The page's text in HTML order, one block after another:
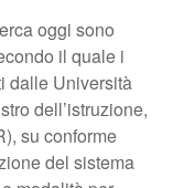
oggi sono
il quale i
dalle Università
dell’istruzione,
su conforme
del sistema